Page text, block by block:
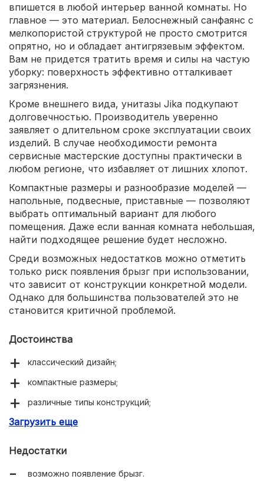
впишется в любой интерьер ванной комнаты. Но
главное — это материал. Белоснежный санфаянс с
мелкопористой структурой не просто смотрится
опрятно, но и обладает антигрязевым эффектом.
Вам не придется тратить время и силы на частую
уборку: поверхность эффективно отталкивает
загрязнения.
Кроме внешнего вида, унитазы Jika подкупают
долговечностью. Производитель уверенно
заявляет о длительном сроке эксплуатации своих
изделий. В случае необходимости ремонта
сервисные мастерские доступны практически в
любом регионе, что избавляет от лишних хлопот.
Компактные размеры и разнообразие моделей —
напольные, подвесные, приставные — позволяют
выбрать оптимальный вариант для любого
помещения. Даже если ванная комната небольшая,
найти подходящее решение будет несложно.
Среди возможных недостатков можно отметить
только риск появления брызг при использовании,
что зависит от конструкции конкретной модели.
Однако для большинства пользователей это не
становится критичной проблемой.
Достоинства
классический дизайн;
компактные размеры;
различные типы конструкций;
просты в уходе;
Загрузить еще
Недостатки
возможно появление брызг.